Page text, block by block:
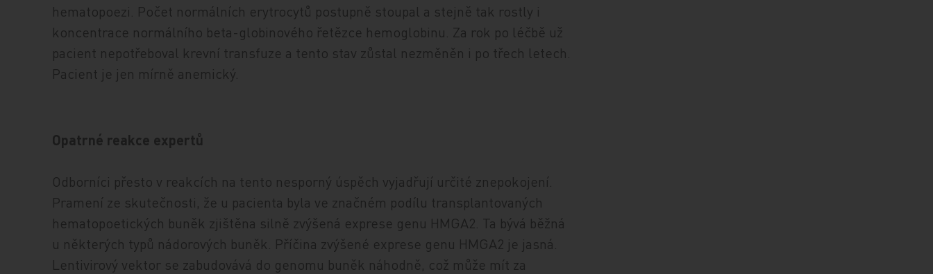
hematopoezi. Počet normálních erytrocytů postupně stoupal a stejně tak rostly i
koncentrace normálního beta-globinového řetězce hemoglobinu. Za rok po léčbě už
pacient nepotřeboval krevní transfuze a tento stav zůstal nezměněn i po třech letech.
Pacient je jen mírně anemický.
Opatrné reakce expertů
Odborníci přesto v reakcích na tento nesporný úspěch vyjadřují určité znepokojení.
Pramení ze skutečnosti, že u pacienta byla ve značném podílu transplantovaných
hematopoetických buněk zjištěna silně zvýšená exprese genu HMGA2. Ta bývá běžná
u některých typů nádorových buněk. Příčina zvýšené exprese genu HMGA2 je jasná.
Lentivirový vektor se zabudovává do genomu buněk náhodně, což může mít za